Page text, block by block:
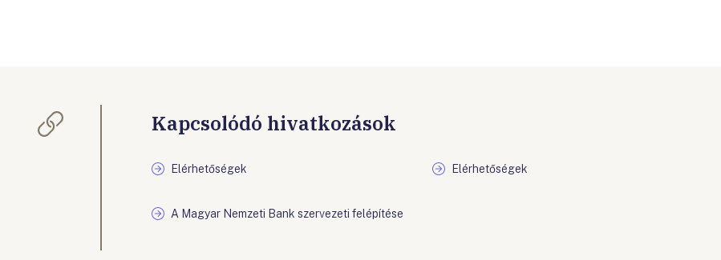
Kapcsolódó hivatkozások
Elérhetőségek Elérhetőségek
A Magyar Nemzeti Bank szervezeti felépítése